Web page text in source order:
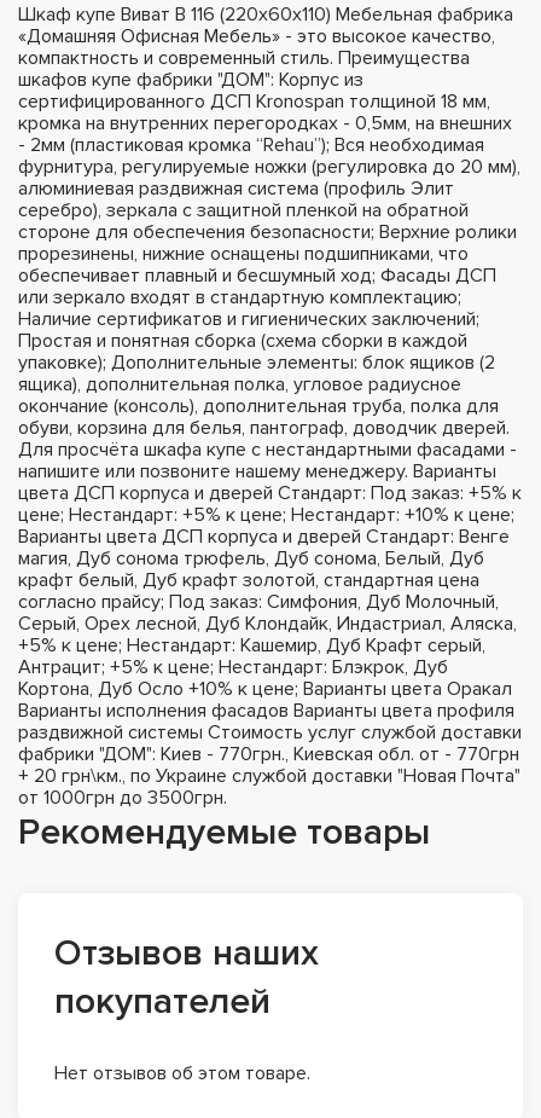
Шкаф купе Виват В 116 (220х60х110) Мебельная фабрика
«Домашняя Офисная Мебель» - это высокое качество,
компактность и современный стиль. Преимущества
шкафов купе фабрики "ДОМ": Корпус из
сертифицированного ДСП Kronospan толщиной 18 мм,
кромка на внутренних перегородках - 0,5мм, на внешних
- 2мм (пластиковая кромка “Rehau”); Вся необходимая
фурнитура, регулируемые ножки (регулировка до 20 мм),
алюминиевая раздвижная система (профиль Элит
серебро), зеркала с защитной пленкой на обратной
стороне для обеспечения безопасности; Верхние ролики
прорезинены, нижние оснащены подшипниками, что
обеспечивает плавный и бесшумный ход; Фасады ДСП
или зеркало входят в стандартную комплектацию;
Наличие сертификатов и гигиенических заключений;
Простая и понятная сборка (схема сборки в каждой
упаковке); Дополнительные элементы: блок ящиков (2
ящика), дополнительная полка, угловое радиусное
окончание (консоль), дополнительная труба, полка для
обуви, корзина для белья, пантограф, доводчик дверей.
Для просчёта шкафа купе с нестандартными фасадами -
напишите или позвоните нашему менеджеру. Варианты
цвета ДСП корпуса и дверей Стандарт: Под заказ: +5% к
цене; Нестандарт: +5% к цене; Нестандарт: +10% к цене;
Варианты цвета ДСП корпуса и дверей Стандарт: Венге
магия, Дуб сонома трюфель, Дуб сонома, Белый, Дуб
крафт белый, Дуб крафт золотой, стандартная цена
согласно прайсу; Под заказ: Симфония, Дуб Молочный,
Серый, Орех лесной, Дуб Клондайк, Индастриал, Аляска,
+5% к цене; Нестандарт: Кашемир, Дуб Крафт серый,
Антрацит; +5% к цене; Нестандарт: Блэкрок, Дуб
Кортона, Дуб Осло +10% к цене; Варианты цвета Оракал
Варианты исполнения фасадов Варианты цвета профиля
раздвижной системы Стоимость услуг службой доставки
фабрики "ДОМ": Киев - 770грн., Киевская обл. от - 770грн
+ 20 грн\км., по Украине службой доставки "Новая Почта"
от 1000грн до 3500грн.
Рекомендуемые товары
Отзывов наших
покупателей
Нет отзывов об этом товаре.